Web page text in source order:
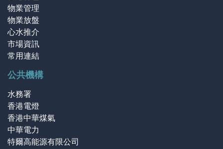
物業管理
物業放盤
心水推介
市場資訊
常用連結
公共機構
水務署
香港電燈
香港中華煤氣
中華電力
特爾高能源有限公司